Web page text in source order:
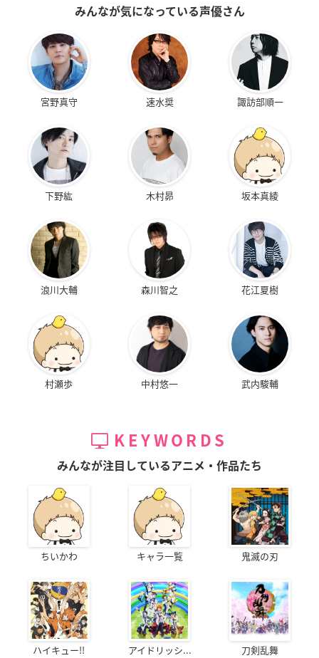
みんなが気になっている声優さん
宮野真守 速水奨 諏訪部順一
下野紘 木村昴 坂本真綾
浪川大輔 森川智之 花江夏樹
村瀬歩 中村悠一 武内駿輔
KEYWORDS
みんなが注目しているアニメ・作品たち
ちいかわ キャラ一覧 鬼滅の刃
ハイキュー!! アイドリッシ... 刀剣乱舞